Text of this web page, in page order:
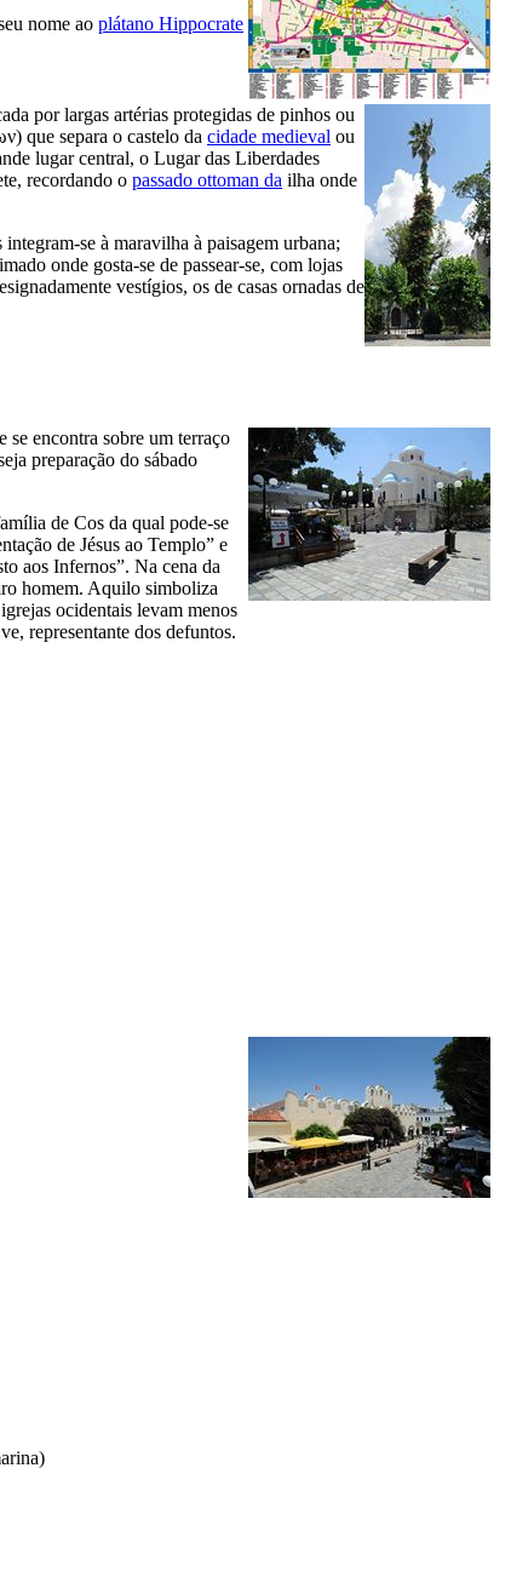
nome ao plátano Hippocrate
por largas artérias protegidas de pinhos ou
) que separa o castelo da cidade medieval ou
lugar central, o Lugar das Liberdades
recordando o passado ottoman da ilha onde
se à maravilha à paisagem urbana;
onde gosta-se de passear-se, com lojas
vestígios, os de casas ornadas de
encontra sobre um terraço
preparação do sábado
de Cos da qual pode-se
de Jésus ao Templo” e
aos Infernos”. Na cena da
homem. Aquilo simboliza
ocidentais levam menos
representante dos defuntos.